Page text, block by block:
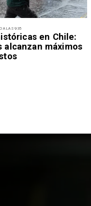
A LAS 9:35
en Chile:
alcanzan máximos